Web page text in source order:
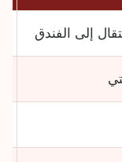
إلى الفندق